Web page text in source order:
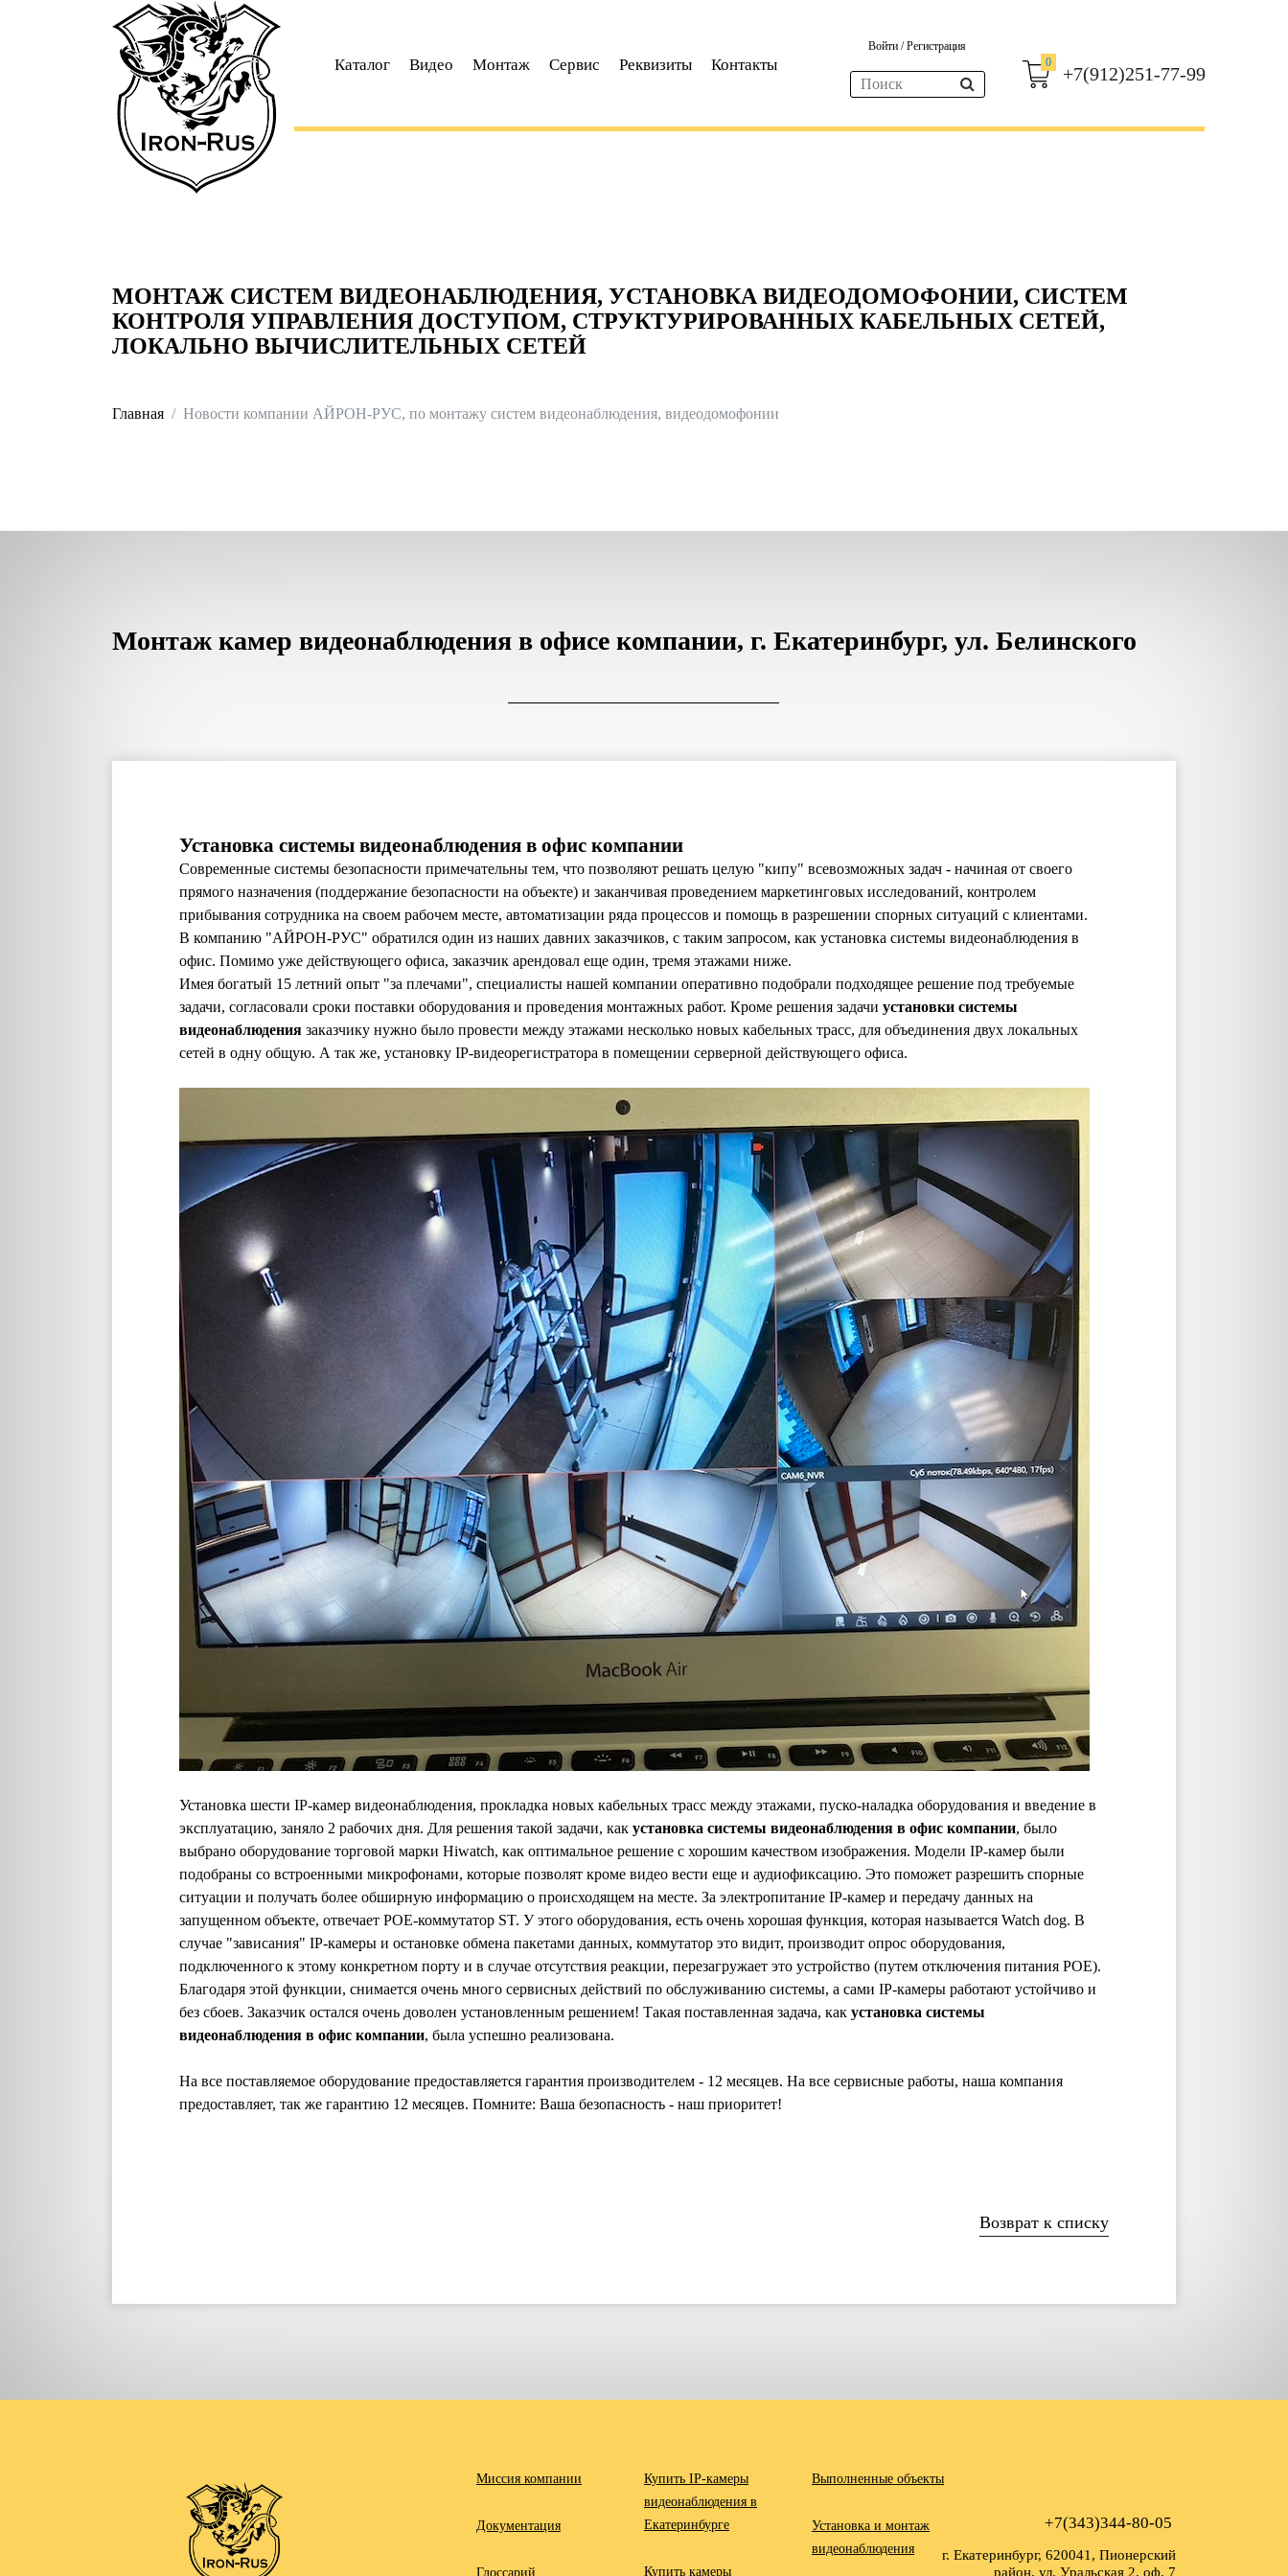
Каталог Видео Монтаж Сервис Реквизиты Контакты
Войти /Регистрация
0
+7(912)251-77-99
МОНТАЖ СИСТЕМ ВИДЕОНАБЛЮДЕНИЯ, УСТАНОВКА ВИДЕОДОМОФОНИИ, СИСТЕМ
КОНТРОЛЯ УПРАВЛЕНИЯ ДОСТУПОМ, СТРУКТУРИРОВАННЫХ КАБЕЛЬНЫХ СЕТЕЙ,
ЛОКАЛЬНО ВЫЧИСЛИТЕЛЬНЫХ СЕТЕЙ
Главная Новости компании АЙРОН-РУС, по монтажу систем видеонаблюдения, видеодомофонии
Монтаж камер видеонаблюдения в офисе компании, г. Екатеринбург, ул. Белинского
Установка системы видеонаблюдения в офис компании
Современные системы безопасности примечательны тем, что позволяют решать целую "кипу" всевозможных задач - начиная от своего
прямого назначения (поддержание безопасности на объекте) и заканчивая проведением маркетинговых исследований, контролем
прибывания сотрудника на своем рабочем месте, автоматизации ряда процессов и помощь в разрешении спорных ситуаций с клиентами.
В компанию "АЙРОН-РУС" обратился один из наших давних заказчиков, с таким запросом, как установка системы видеонаблюдения в
офис. Помимо уже действующего офиса, заказчик арендовал еще один, тремя этажами ниже.
Имея богатый 15 летний опыт "за плечами", специалисты нашей компании оперативно подобрали подходящее решение под требуемые
задачи, согласовали сроки поставки оборудования и проведения монтажных работ. Кроме решения задачи установки системы
видеонаблюдения заказчику нужно было провести между этажами несколько новых кабельных трасс, для объединения двух локальных
сетей в одну общую. А так же, установку IP-видеорегистратора в помещении серверной действующего офиса.
Установка шести IP-камер видеонаблюдения, прокладка новых кабельных трасс между этажами, пуско-наладка оборудования и введение в
эксплуатацию, заняло 2 рабочих дня. Для решения такой задачи, как установка системы видеонаблюдения в офис компании, было
выбрано оборудование торговой марки Hiwatch, как оптимальное решение с хорошим качеством изображения. Модели IP-камер были
подобраны со встроенными микрофонами, которые позволят кроме видео вести еще и аудиофиксацию. Это поможет разрешить спорные
ситуации и получать более обширную информацию о происходящем на месте. За электропитание IP-камер и передачу данных на
запущенном объекте, отвечает POE-коммутатор ST. У этого оборудования, есть очень хорошая функция, которая называется Watch dog. В
случае "зависания" IP-камеры и остановке обмена пакетами данных, коммутатор это видит, производит опрос оборудования,
подключенного к этому конкретном порту и в случае отсутствия реакции, перезагружает это устройство (путем отключения питания POE).
Благодаря этой функции, снимается очень много сервисных действий по обслуживанию системы, а сами IP-камеры работают устойчиво и
без сбоев. Заказчик остался очень доволен установленным решением! Такая поставленная задача, как установка системы
видеонаблюдения в офис компании, была успешно реализована.
На все поставляемое оборудование предоставляется гарантия производителем - 12 месяцев. На все сервисные работы, наша компания
предоставляет, так же гарантию 12 месяцев. Помните: Ваша безопасность - наш приоритет!
Возврат к списку
Миссия компании
Документация
Глоссарий
Купить IP-камеры
видеонаблюдения в
Екатеринбурге
Купить камеры
Выполненные объекты
Установка и монтаж
видеонаблюдения
+7(343)344-80-05
г. Екатеринбург, 620041, Пионерский
район, ул. Уральская 2, оф. 7